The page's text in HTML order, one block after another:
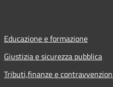
Educazione e formazione
Giustizia e sicurezza pubblica
Tributi,finanze e